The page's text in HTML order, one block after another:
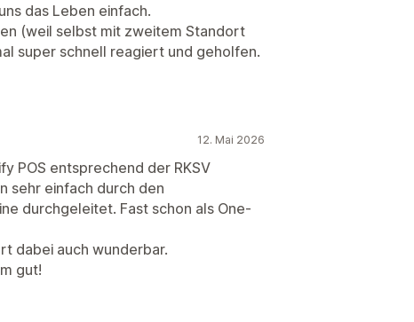
das Leben einfach.
(weil selbst mit zweitem Standort
super schnell reagiert und geholfen.
12. Mai 2026
POS entsprechend der RKSV
sehr einfach durch den
durchgeleitet. Fast schon als One-
dabei auch wunderbar.
gut!